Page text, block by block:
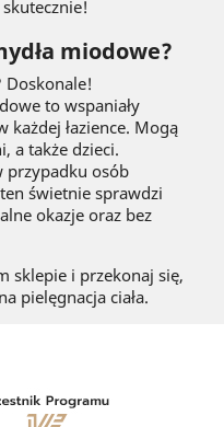
miodowe?
Doskonale!
to wspaniały
łazience. Mogą
a także dzieci.
przypadku osób
świetnie sprawdzi
okazje oraz bez
sklepie i przekonaj się,
pielęgnacja ciała.